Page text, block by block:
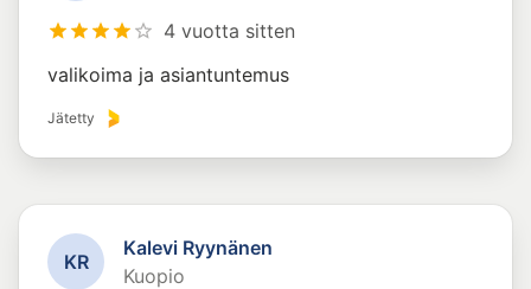
4 vuotta sitten
valikoima ja asiantuntemus
Jätetty
KR
Kalevi Ryynänen
Kuopio